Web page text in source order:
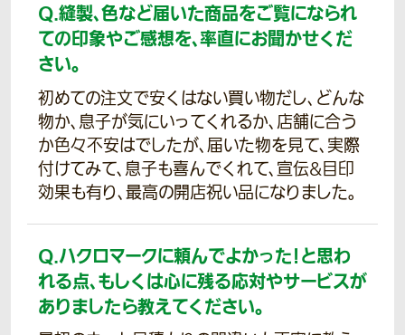
Q.縫製、色など届いた商品をご覧になられ
ての印象やご感想を、率直にお聞かせくだ
さい。
初めての注文で安くはない買い物だし、どんな
物か、息子が気にいってくれるか、店舗に合う
か色々不安はでしたが、届いた物を見て、実際
付けてみて、息子も喜んでくれて、宣伝&目印
効果も有り、最高の開店祝い品になりました。
Q.ハクロマークに頼んでよかった！と思わ
れる点、もしくは心に残る応対やサービスが
ありましたら教えてください。